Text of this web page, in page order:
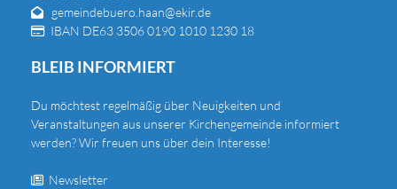
 gemeindebuero.haan@ekir.de
 IBAN DE63 3506 0190 1010 1230 18
BLEIB INFORMIERT
Du möchtest regelmäßig über Neuigkeiten und
Veranstaltungen aus unserer Kirchengemeinde informiert
werden? Wir freuen uns über dein Interesse!
 Newsletter